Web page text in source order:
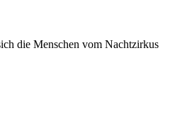
die Menschen vom Nachtzirkus